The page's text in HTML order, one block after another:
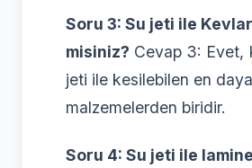
Soru 3: Su jeti ile
misiniz? Cevap 3: Evet,
jeti ile kesilebilen en
malzemelerden biridir.
Soru 4: Su jeti ile